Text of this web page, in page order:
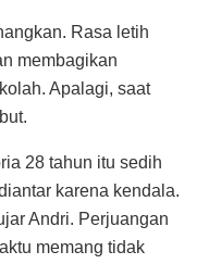
Rasa letih
membagikan
Apalagi, saat
28 tahun itu sedih
karena kendala.
Andri. Perjuangan
memang tidak